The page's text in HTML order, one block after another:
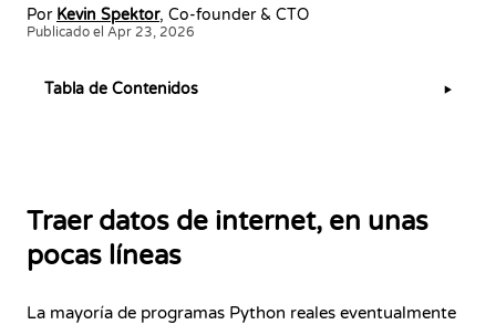
Por Kevin Spektor, Co-founder & CTO
Publicado el Apr 23, 2026
Traer datos de internet, en unas
pocas líneas
La mayoría de programas Python reales eventualmente
Tabla de Contenidos ▶